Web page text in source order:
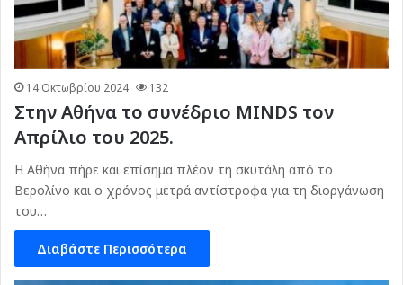
14 Οκτωβρίου 2024 132
Στην Αθήνα το συνέδριο MINDS τον
Απρίλιο του 2025.
Η Αθήνα πήρε και επίσημα πλέον τη σκυτάλη από το
Βερολίνο και ο χρόνος μετρά αντίστροφα για τη διοργάνωση
του…
Διαβάστε Περισσότερα